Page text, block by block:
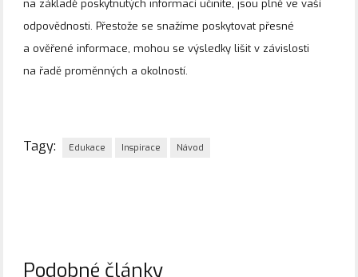
na základě poskytnutých informací učiníte, jsou plně ve vaší
odpovědnosti. Přestože se snažíme poskytovat přesné
a ověřené informace, mohou se výsledky lišit v závislosti
na řadě proměnných a okolností.
Tagy: Edukace Inspirace Návod
Podobné články